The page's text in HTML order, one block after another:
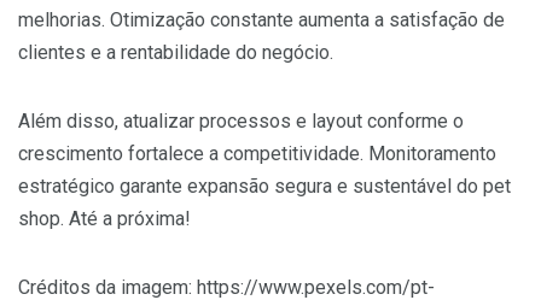
melhorias. Otimização constante aumenta a satisfação de
clientes e a rentabilidade do negócio.
Além disso, atualizar processos e layout conforme o
crescimento fortalece a competitividade. Monitoramento
estratégico garante expansão segura e sustentável do pet
shop. Até a próxima!
Créditos da imagem: https://www.pexels.com/pt-